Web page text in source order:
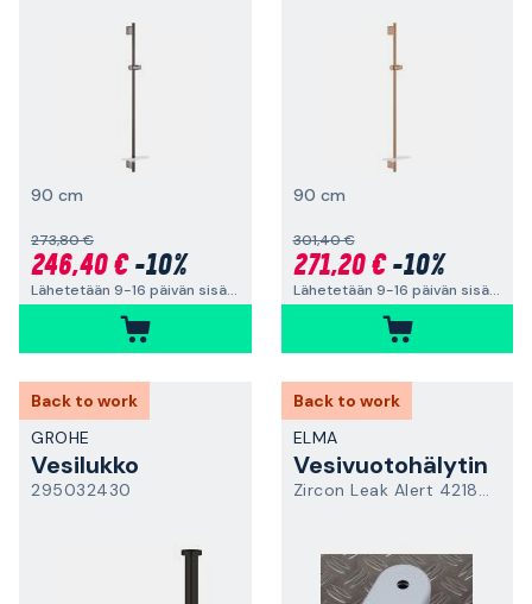
90 cm
273,80 €
246,40 €-10%
Lähetetään 9-16 päivän sisällä
90 cm
301,40 €
271,20 €-10%
Lähetetään 9-16 päivän sisällä
Back to work
GROHE
Vesilukko
295032430
Back to work
ELMA
Vesivuotohälytin
Zircon Leak Alert 4218662075786